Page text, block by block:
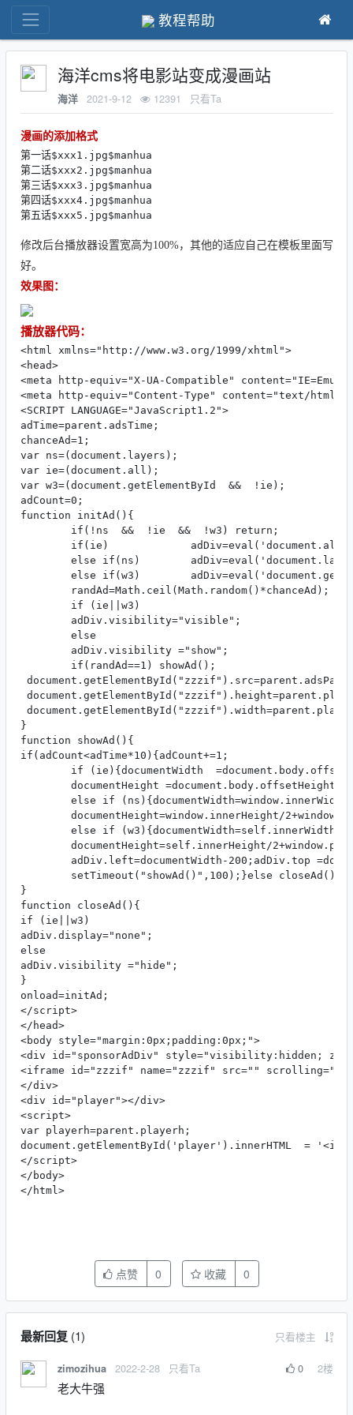
教程帮助
海洋cms将电影站变成漫画站
海洋 2021-9-12 12391 只看Ta
漫画的添加格式
第一话$xxx1.jpg$manhua
第二话$xxx2.jpg$manhua
第三话$xxx3.jpg$manhua
第四话$xxx4.jpg$manhua
第五话$xxx5.jpg$manhua
修改后台播放器设置宽高为100%，其他的适应自己在模板里面写
好。
效果图：
播放器代码：
<html xmlns="http://www.w3.org/1999/xhtml">
<head>
<meta http-equiv="X-UA-Compatible"
<meta http-equiv="Content-Type" content="text/html;
<SCRIPT LANGUAGE="JavaScript1.2">
adTime=parent.adsTime;
chanceAd=1;
var ns=(document.layers);
var ie=(document.all);
var w3=(document.getElementById  &&  !ie);
adCount=0;
function initAd(){
if(!ns  &&  !ie  &&  !w3) return;
if(ie)
else if(ns)
else if(w3)
randAd=Math.ceil(Math.random()*chanceAd);
if (ie||w3)
adDiv.visibility="visible";
else
adDiv.visibility ="show";
if(randAd==1) showAd();
}
function showAd(){
if(adCount<adTime*10){adCount+=1;
if (ie){documentWidth
documentHeight =document.body.offsetHeight/
else if (ns){documentWidth=window.innerWidth/
documentHeight=window.innerHeight/
else if (w3){documentWidth=self.innerWidth/
documentHeight=self.innerHeight/
adDiv.left=documentWidth-200;adDiv.top
setTimeout("showAd()",100);}else closeAd();
}
function closeAd(){
if (ie||w3)
adDiv.display="none";
else
adDiv.visibility ="hide";
}
onload=initAd;
</script>
</head>
<body style="margin:0px;padding:0px;">
<div id="sponsorAdDiv" style="visibility:hidden; z-
<iframe id="zzzif" name="zzzif" src="" scrolling="no"
</div>
<div id="player"></div>
<script>
var playerh=parent.playerh;
document.getElementById('player').innerHTML  =
</script>
</body>
</html>
点赞 0 收藏 0
最新回复(1) 只看楼主
zimozihua 2022-2-28 只看Ta 0 2楼
老大牛强